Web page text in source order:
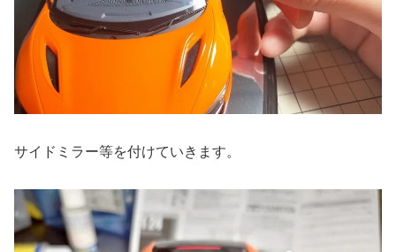
サイドミラー等を付けていきます。